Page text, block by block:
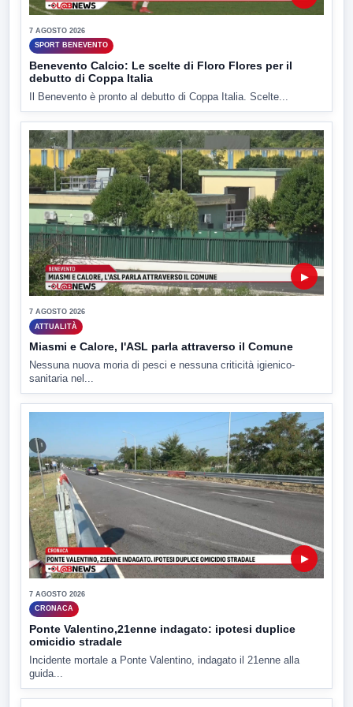
7 AGOSTO 2026
SPORT BENEVENTO
Benevento Calcio: Le scelte di Floro Flores per il
debutto di Coppa Italia
Il Benevento è pronto al debutto di Coppa Italia. Scelte...
▶
7 AGOSTO 2026
ATTUALITÀ
Miasmi e Calore, l'ASL parla attraverso il Comune
Nessuna nuova moria di pesci e nessuna criticità igienico-
sanitaria nel...
▶
7 AGOSTO 2026
CRONACA
Ponte Valentino,21enne indagato: ipotesi duplice
omicidio stradale
Incidente mortale a Ponte Valentino, indagato il 21enne alla
guida...